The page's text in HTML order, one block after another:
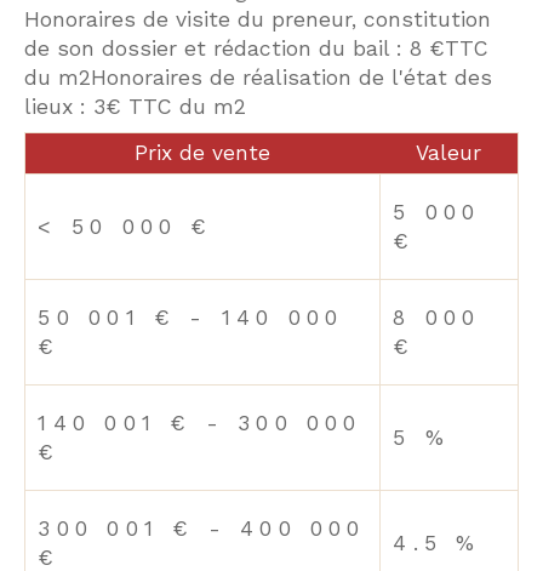
Honoraires de visite du preneur, constitution
de son dossier et rédaction du bail : 8 €TTC
du m2Honoraires de réalisation de l'état des
lieux : 3€ TTC du m2
Prix de vente
Valeur
< 50 000 €
5 000
€
50 001 € - 140 000
€
8 000
€
140 001 € - 300 000
€
5 %
300 001 € - 400 000
€
4.5 %